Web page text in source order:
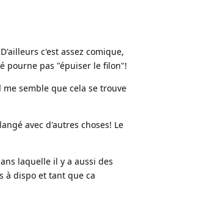
c'est assez comique,
pourne pas "épuiser le filon"!
semble que cela se trouve
avec d'autres choses! Le
laquelle il y a aussi des
à dispo et tant que ca